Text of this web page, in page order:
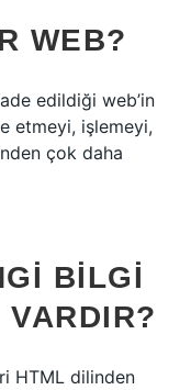
WEB?
edildiği web’in
etmeyi, işlemeyi,
çok daha
BILGI
HTML dilinden